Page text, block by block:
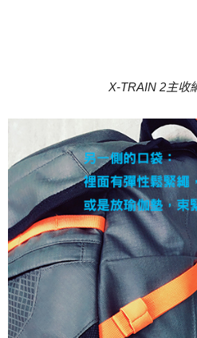
X-TRAIN 2主收